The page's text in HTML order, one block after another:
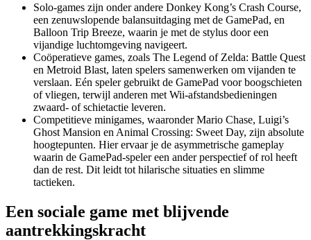
Solo-games zijn onder andere Donkey Kong’s Crash Course,
een zenuwslopende balansuitdaging met de GamePad, en
Balloon Trip Breeze, waarin je met de stylus door een
vijandige luchtomgeving navigeert.
Coöperatieve games, zoals The Legend of Zelda: Battle Quest
en Metroid Blast, laten spelers samenwerken om vijanden te
verslaan. Eén speler gebruikt de GamePad voor boogschieten
of vliegen, terwijl anderen met Wii-afstandsbedieningen
zwaard- of schietactie leveren.
Competitieve minigames, waaronder Mario Chase, Luigi’s
Ghost Mansion en Animal Crossing: Sweet Day, zijn absolute
hoogtepunten. Hier ervaar je de asymmetrische gameplay
waarin de GamePad-speler een ander perspectief of rol heeft
dan de rest. Dit leidt tot hilarische situaties en slimme
tactieken.
Een sociale game met blijvende
aantrekkingskracht